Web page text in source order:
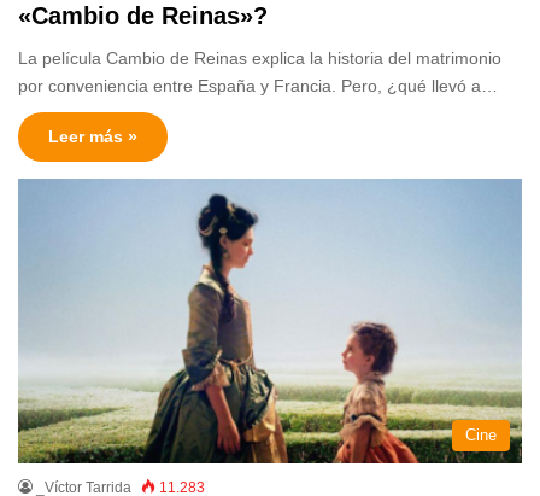
«Cambio de Reinas»?
La película Cambio de Reinas explica la historia del matrimonio
por conveniencia entre España y Francia. Pero, ¿qué llevó a…
Leer más »
Cine
_Víctor Tarrida 11.283